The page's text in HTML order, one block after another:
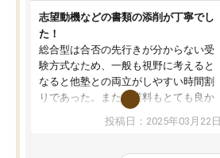
志望動機などの書類の添削が丁寧でし
た！
総合型は合否の先行きが分からない受
験方式なため、一般も視野に考えると
なると他塾との両立がしやすい時間割
りであった。また授業料もとても良か
総合型の多くの塾は大学生が見ること
投稿日：2025年03月22日